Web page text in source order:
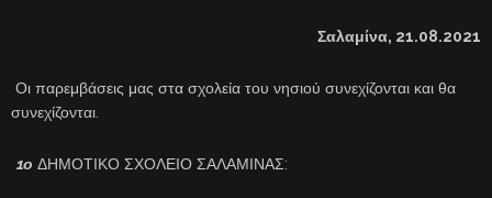
Σαλαμίνα, 21.08.2021
Οι παρεμβάσεις μας στα σχολεία του νησιού συνεχίζονται και θα
συνεχίζονται.
1ο ΔΗΜΟΤΙΚΟ ΣΧΟΛΕΙΟ ΣΑΛΑΜΙΝΑΣ: